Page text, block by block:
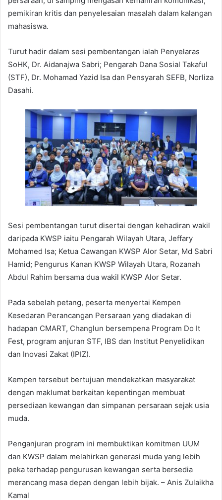
pemikiran kritis dan penyelesaian masalah dalam kalangan
mahasiswa.
Turut hadir dalam sesi pembentangan ialah Penyelaras
SoHK, Dr. Aidanajwa Sabri; Pengarah Dana Sosial Takaful
(STF), Dr. Mohamad Yazid Isa dan Pensyarah SEFB, Norliza
Dasahi.
Sesi pembentangan turut disertai dengan kehadiran wakil
daripada KWSP iaitu Pengarah Wilayah Utara, Jeffary
Mohamed Isa; Ketua Cawangan KWSP Alor Setar, Md Sabri
Hamid; Pengurus Kanan KWSP Wilayah Utara, Rozanah
Abdul Rahim bersama dua wakil KWSP Alor Setar.
Pada sebelah petang, peserta menyertai Kempen
Kesedaran Perancangan Persaraan yang diadakan di
hadapan CMART, Changlun bersempena Program Do It
Fest, program anjuran STF, IBS dan Institut Penyelidikan
dan Inovasi Zakat (IPIZ).
Kempen tersebut bertujuan mendekatkan masyarakat
dengan maklumat berkaitan kepentingan membuat
persediaan kewangan dan simpanan persaraan sejak usia
muda.
Penganjuran program ini membuktikan komitmen UUM
dan KWSP dalam melahirkan generasi muda yang lebih
peka terhadap pengurusan kewangan serta bersedia
merancang masa depan dengan lebih bijak. – Anis Zulaikha
Kamal